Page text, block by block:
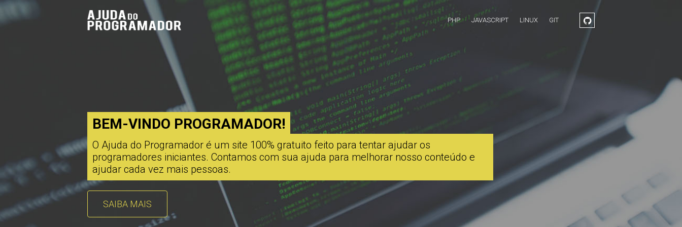
PHP JAVASCRIPT LINUX GIT
BEM-VINDO PROGRAMADOR!
O Ajuda do Programador é um site 100% gratuito feito para tentar ajudar os
programadores iniciantes. Contamos com sua ajuda para melhorar nosso conteúdo e
ajudar cada vez mais pessoas.
SAIBA MAIS